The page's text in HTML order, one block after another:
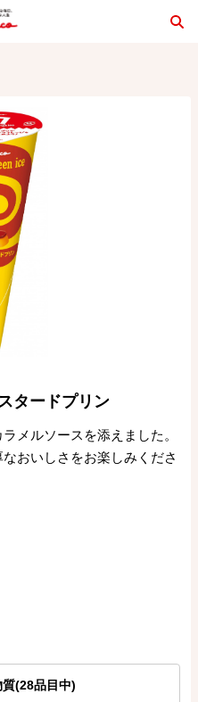
タードプリン
メルソースを添えました。
おいしさをお楽しみくださ
(28品目中)